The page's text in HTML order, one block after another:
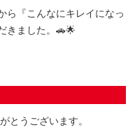
ら『こんなにキレイになっ
きました。🚗🌟
とうございます。